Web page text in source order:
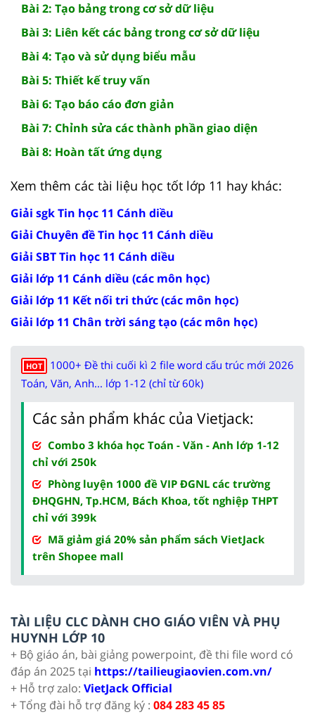
Bài 2: Tạo bảng trong cơ sở dữ liệu
Bài 3: Liên kết các bảng trong cơ sở dữ liệu
Bài 4: Tạo và sử dụng biểu mẫu
Bài 5: Thiết kế truy vấn
Bài 6: Tạo báo cáo đơn giản
Bài 7: Chỉnh sửa các thành phần giao diện
Bài 8: Hoàn tất ứng dụng
Xem thêm các tài liệu học tốt lớp 11 hay khác:
Giải sgk Tin học 11 Cánh diều
Giải Chuyên đề Tin học 11 Cánh diều
Giải SBT Tin học 11 Cánh diều
Giải lớp 11 Cánh diều (các môn học)
Giải lớp 11 Kết nối tri thức (các môn học)
Giải lớp 11 Chân trời sáng tạo (các môn học)
HOT
1000+ Đề thi cuối kì 2 file word cấu trúc mới 2026
Toán, Văn, Anh... lớp 1-12 (chỉ từ 60k)
Các sản phẩm khác của Vietjack:
Combo 3 khóa học Toán - Văn - Anh lớp 1-12
chỉ với 250k
Phòng luyện 1000 đề VIP ĐGNL các trường
ĐHQGHN, Tp.HCM, Bách Khoa, tốt nghiệp THPT
chỉ với 399k
Mã giảm giá 20% sản phẩm sách VietJack
trên Shopee mall
TÀI LIỆU CLC DÀNH CHO GIÁO VIÊN VÀ PHỤ
HUYNH LỚP 10
+ Bộ giáo án, bài giảng powerpoint, đề thi file word có
đáp án 2025 tại https://tailieugiaovien.com.vn/
+ Hỗ trợ zalo: VietJack Official
+ Tổng đài hỗ trợ đăng ký : 084 283 45 85